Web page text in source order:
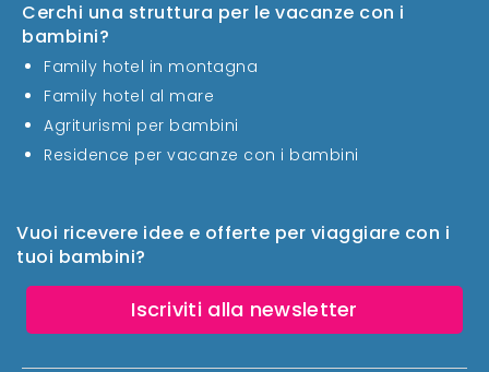
Vuoi ricevere idee e offerte per viaggiare con i
tuoi bambini?
Iscriviti alla newsletter
Cerchi una struttura per le vacanze con i
bambini?
Family hotel in montagna
Family hotel al mare
Agriturismi per bambini
Residence per vacanze con i bambini